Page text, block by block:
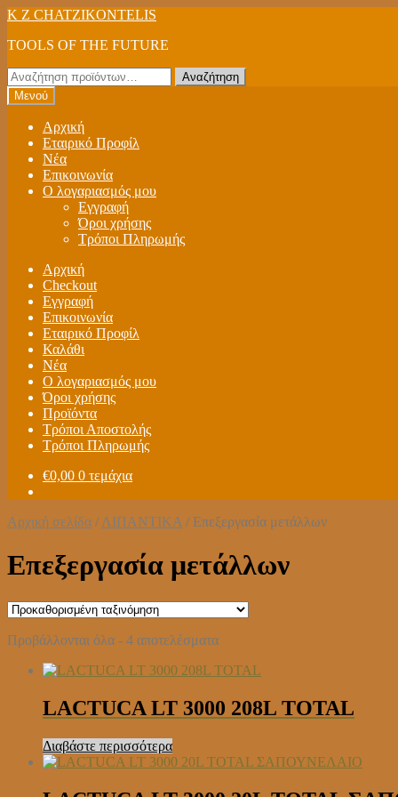
Απευθείας
στην
Μετάβαση
περιεχόμενο
K Z CHATZIKONTELIS
TOOLS OF THE FUTURE
Αναζήτηση
για:
Αναζήτηση
Μενού
Αρχική
Εταιρικό Προφίλ
Νέα
Επικοινωνία
Ο λογαριασμός μου
Εγγραφή
Όροι χρήσης
Τρόποι Πληρωμής
Αρχική
Checkout
Εγγραφή
Επικοινωνία
Εταιρικό Προφίλ
Καλάθι
Νέα
Ο λογαριασμός μου
Όροι χρήσης
Προϊόντα
Τρόποι Αποστολής
Τρόποι Πληρωμής
€0,00 0 τεμάχια
Αρχική σελίδα / ΛΙΠΑΝΤΙΚΑ / Επεξεργασία μετάλλων
Επεξεργασία μετάλλων
Προβάλλονται όλα - 4 αποτελέσματα
LACTUCA LT 3000 208L TOTAL
Διαβάστε περισσότερα